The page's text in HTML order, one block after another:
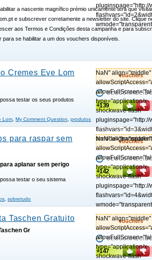
pluginspage="http://
a nascente magnífico prémio unicamente terá que
e subscrever corretamente a newsletter do site. Clique
aos Termos e Condições desta campanha e para
para se habilitar a um dos vouchers disponíveis.
vouchers
NaN" align="middle"
type="application/x-
shockwave-flash"
pluginspage="http://
+139
Cremes Eve Lom
testar os seus produtos
Lom, My Comment Question,produtos
vouchers
NaN" align="middle"
type="application/x-
shockwave-flash"
pluginspage="http://
+142
para raspar sem
aplanar sem perigo
testar o seu sistema
,sobretudo
vouchers
NaN" align="middle"
type="application/x-
shockwave-flash"
+147
Taschen Gratuito
Gr